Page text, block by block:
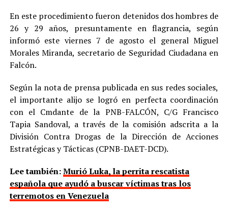
En este procedimiento fueron detenidos dos hombres de
26 y 29 años, presuntamente en flagrancia, según
informó este viernes 7 de agosto el general Miguel
Morales Miranda, secretario de Seguridad Ciudadana en
Falcón.
Según la nota de prensa publicada en sus redes sociales,
el importante alijo se logró en perfecta coordinación
con el Cmdante de la PNB-FALCÓN, C/G Francisco
Tapia Sandoval, a través de la comisión adscrita a la
División Contra Drogas de la Dirección de Acciones
Estratégicas y Tácticas (CPNB-DAET-DCD).
Lee también:Murió Luka, la perrita rescatista
española que ayudó a buscar víctimas tras los
terremotos en Venezuela